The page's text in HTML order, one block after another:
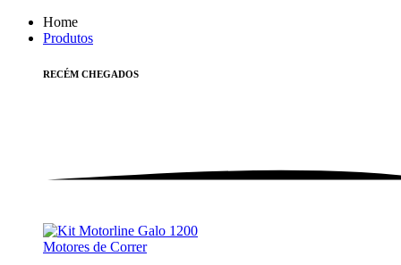
Home
Produtos
RECÉM CHEGADOS
Motores de Correr